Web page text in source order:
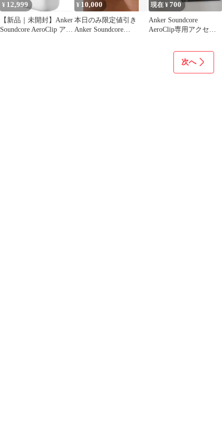
¥ 12,999
【新品｜未開封】Anker
Soundcore AeroClip アン
¥ 10,000
本日のみ限定値引き
Anker Soundcore
現在 ¥ 700
Anker Soundcore
AeroClip専用アクセサ
次へ